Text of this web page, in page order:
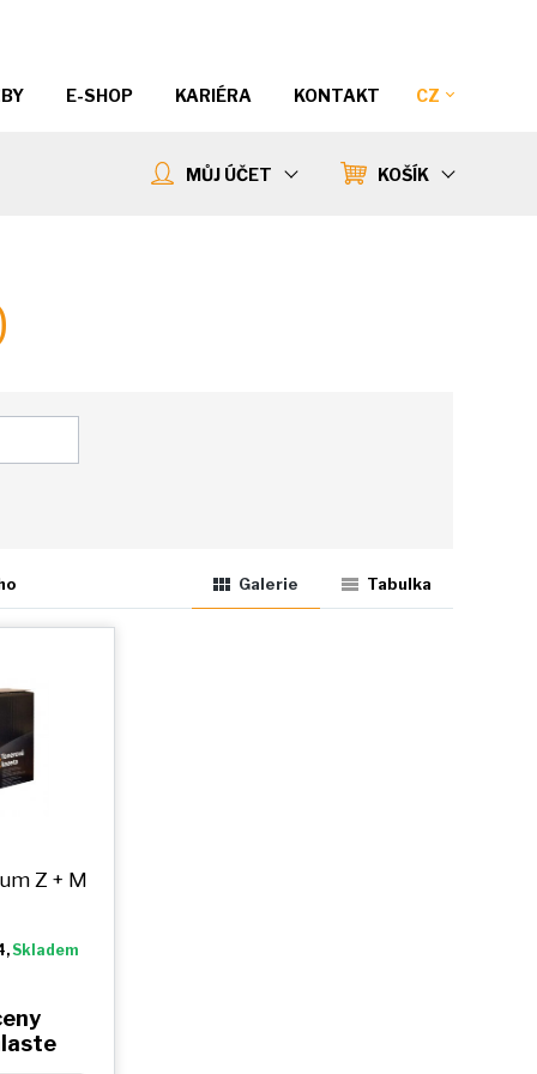
CZ
E-SHOP KARIÉRA KONTAKT
KOŠÍK
MŮJ ÚČET
Tabulka
Galerie
Z + M
Skladem